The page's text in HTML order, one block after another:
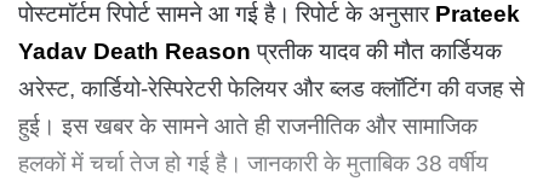
पोस्टमॉर्टम रिपोर्ट सामने आ गई है। रिपोर्ट के अनुसार Prateek
Yadav Death Reasonप्रतीक यादव की मौत कार्डियक
अरेस्ट, कार्डियो-रेस्पिरेटरी फेलियर और ब्लड क्लॉटिंग की वजह से
हुई। इस खबर के सामने आते ही राजनीतिक और सामाजिक
हलकों में चर्चा तेज हो गई है। जानकारी के मुताबिक 38 वर्षीय